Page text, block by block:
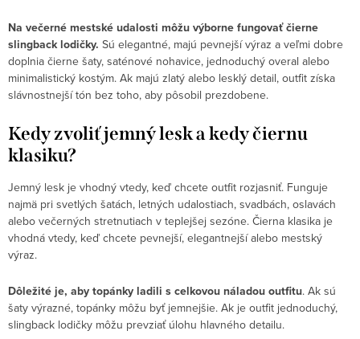
Na večerné mestské udalosti môžu výborne fungovať čierne
slingback lodičky. Sú elegantné, majú pevnejší výraz a veľmi dobre
doplnia čierne šaty, saténové nohavice, jednoduchý overal alebo
minimalistický kostým. Ak majú zlatý alebo lesklý detail, outfit získa
slávnostnejší tón bez toho, aby pôsobil prezdobene.
Kedy zvoliť jemný lesk a kedy čiernu
klasiku?
Jemný lesk je vhodný vtedy, keď chcete outfit rozjasniť. Funguje
najmä pri svetlých šatách, letných udalostiach, svadbách, oslavách
alebo večerných stretnutiach v teplejšej sezóne. Čierna klasika je
vhodná vtedy, keď chcete pevnejší, elegantnejší alebo mestský
výraz.
Dôležité je, aby topánky ladili s celkovou náladou outfitu. Ak sú
šaty výrazné, topánky môžu byť jemnejšie. Ak je outfit jednoduchý,
slingback lodičky môžu prevziať úlohu hlavného detailu.